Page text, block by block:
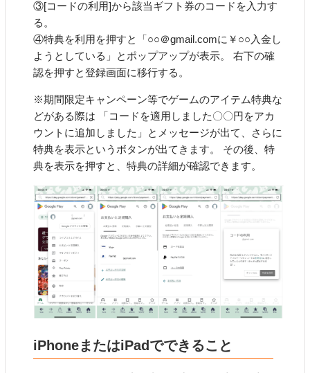
③[コードの利用]から該当ギフト券のコードを入力す
る。
④特典を利用を押すと「○○＠gmail.comに￥○○入金し
ようとしている」とポップアップが表示。 右下の確
認を押すと登録画面に移行する。
※期間限定キャンペーン等でゲームのアイテム特典な
どがある際は 「コードを適用しました〇〇円をアカ
ウントに追加しました」とメッセージが出て、さらに
特典を表示というボタンが出てきます。 その後、特
典を表示を押すと、特典の詳細が確認できます。
iPhoneまたはiPadでできること